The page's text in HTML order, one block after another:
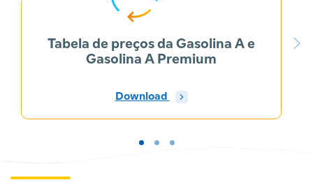
Tabela de preços da Gasolina A e
Gasolina A Premium
Download